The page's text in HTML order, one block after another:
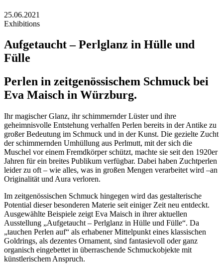
25.06.2021
Exhibitions
Aufgetaucht – Perlglanz in Hülle und
Fülle
Perlen in zeitgenössischem Schmuck bei
Eva Maisch in Würzburg.
Ihr magischer Glanz, ihr schimmernder Lüster und ihre
geheimnisvolle Entstehung verhalfen Perlen bereits in der Antike zu
großer Bedeutung im Schmuck und in der Kunst. Die gezielte Zucht
der schimmernden Umhüllung aus Perlmutt, mit der sich die
Muschel vor einem Fremdkörper schützt, machte sie seit den 1920er
Jahren für ein breites Publikum verfügbar. Dabei haben Zuchtperlen
leider zu oft – wie alles, was in großen Mengen verarbeitet wird –an
Originalität und Aura verloren.
Im zeitgenössischen Schmuck hingegen wird das gestalterische
Potential dieser besonderen Materie seit einiger Zeit neu entdeckt.
Ausgewählte Beispiele zeigt Eva Maisch in ihrer aktuellen
Ausstellung „Aufgetaucht – Perlglanz in Hülle und Fülle“. Da
„tauchen Perlen auf“ als erhabener Mittelpunkt eines klassischen
Goldrings, als dezentes Ornament, sind fantasievoll oder ganz
organisch eingebettet in überraschende Schmuckobjekte mit
künstlerischem Anspruch.